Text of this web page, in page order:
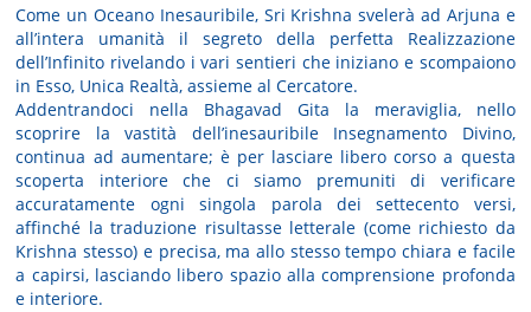
Come un Oceano Inesauribile, Sri Krishna svelerà ad Arjuna e
all’intera umanità il segreto della perfetta Realizzazione
dell’Infinito rivelando i vari sentieri che iniziano e scompaiono
in Esso, Unica Realtà, assieme al Cercatore.
Addentrandoci nella Bhagavad Gita la meraviglia, nello
scoprire la vastità dell’inesauribile Insegnamento Divino,
continua ad aumentare; è per lasciare libero corso a questa
scoperta interiore che ci siamo premuniti di verificare
accuratamente ogni singola parola dei settecento versi,
affinché la traduzione risultasse letterale (come richiesto da
Krishna stesso) e precisa, ma allo stesso tempo chiara e facile
a capirsi, lasciando libero spazio alla comprensione profonda
e interiore.